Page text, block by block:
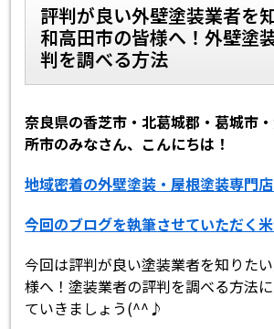
スタッフ紹介 スタッフブ
よくあるご質問
ヨネヤがお客様から選ばれる10の
工場倉庫修繕 アパート・
見積もりシミュレーション
評判が良い外壁塗装業者を
和高田市の皆様へ！外壁塗
判を調べる方法
奈良県の香芝市・北葛城郡・葛城市
所市のみなさん、こんにちは！
地域密着の外壁塗装・屋根塗装専門
今回のブログを執筆させていただく
今回は評判が良い塗装業者を知りた
様へ！塗装業者の評判を調べる方法
ていきましょう(^^♪